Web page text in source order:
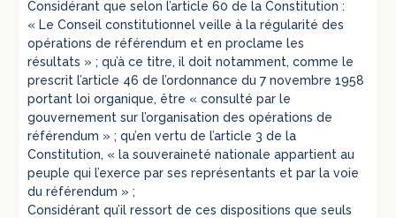
Considérant que selon l’article 60 de la Constitution :
« Le Conseil constitutionnel veille à la régularité des
opérations de référendum et en proclame les
résultats » ; qu’à ce titre, il doit notamment, comme le
prescrit l’article 46 de l’ordonnance du 7 novembre 1958
portant loi organique, être « consulté par le
gouvernement sur l’organisation des opérations de
référendum » ; qu’en vertu de l’article 3 de la
Constitution, « la souveraineté nationale appartient au
peuple qui l’exerce par ses représentants et par la voie
du référendum » ;
Considérant qu’il ressort de ces dispositions que seuls